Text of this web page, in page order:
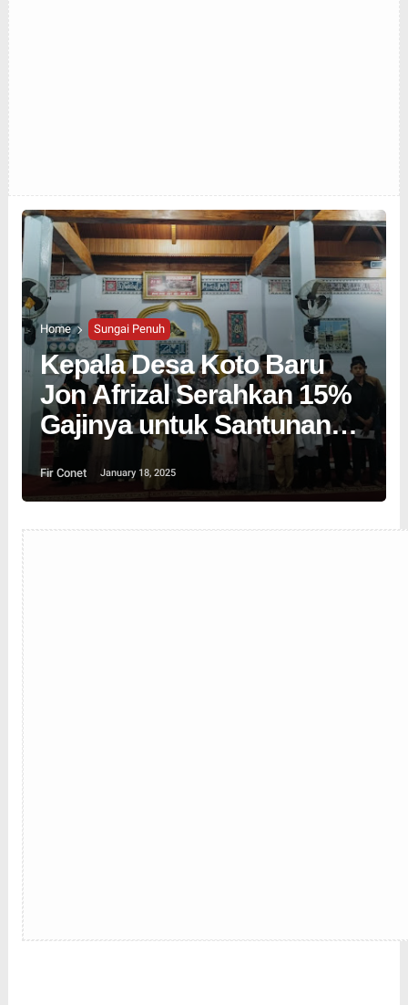
Home Sungai Penuh
Kepala Desa Koto Baru
Jon Afrizal Serahkan 15%
Gajinya untuk Santunan
Anak Yatim Piatu
Fir Conet January 18, 2025